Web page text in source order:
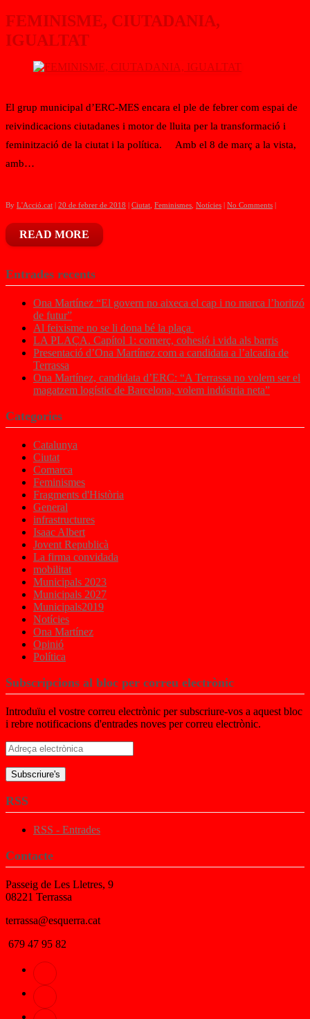
FEMINISME, CIUTADANIA,
IGUALTAT
El grup municipal d’ERC-MES encara el ple de febrer com espai de
reivindicacions ciutadanes i motor de lluita per la transformació i
feminització de la ciutat i la política. Amb el 8 de març a la vista,
amb…
By L'Acció.cat | 20 de febrer de 2018 | Ciutat Feminismes Notícies | No Comments |
READ MORE
Entrades recents
Ona Martínez “El govern no aixeca el cap i no marca l’horitzó
de futur”
Al feixisme no se li dona bé la plaça
LA PLAÇA. Capítol 1: comerç, cohesió i vida als barris
Presentació d’Ona Martínez com a candidata a l’alcadia de
Terrassa
Ona Martínez, candidata d’ERC: “A Terrassa no volem ser el
magatzem logístic de Barcelona, volem indústria neta”
Categories
Catalunya
Ciutat
Comarca
Feminismes
Fragments d'Història
General
infrastructures
Isaac Albert
Jovent Republicà
La firma convidada
mobilitat
Municipals 2023
Municipals 2027
Municipals2019
Notícies
Ona Martínez
Opinió
Política
Subscripcions al bloc per correu electrònic
Introduïu el vostre correu electrònic per subscriure-vos a aquest bloc
i rebre notificacions d'entrades noves per correu electrònic.
Adreça
electrònica
RSS
RSS - Entrades
Contacte
Passeig de Les Lletres, 9
08221 Terrassa
terrassa@esquerra.cat
679 47 95 82